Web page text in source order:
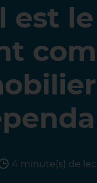
est
4 minute(s) de